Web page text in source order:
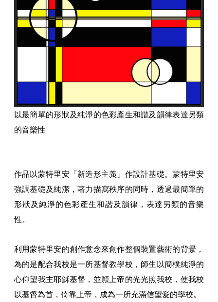
以最簡單的形狀及純淨的色彩產生和諧及韻律表達另類
的音樂性
作品以蒙特里安「新造形主義」作設計基礎。蒙特里安
強調基礎及純潔，著力描寫秩序的同時，透過最簡單的
形狀及純淨的色彩產生和諧及韻律，表達另類的音樂
性。
利用蒙特里安的創作意念來創作整個裝置藝術的背景，
為的是配合我校是一所基督教學校，師生以簡樸純淨的
心仰望我主耶穌基督，並願上帝的光光照我校，使我校
以基督為首，倚靠上帝，成為一所充滿信望愛的學校。